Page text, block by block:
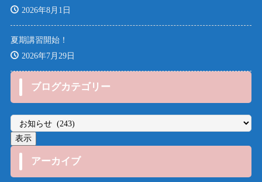
2026年8月1日
夏期講習開始！
2026年7月29日
ブログカテゴリー
アーカイブ